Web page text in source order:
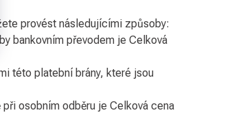
provést následujícími způsoby:
bankovním převodem je Celková
této platební brány, které jsou
osobním odběru je Celková cena